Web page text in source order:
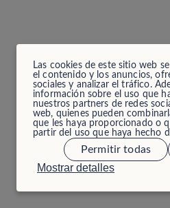
Las cookies de este sitio web
el contenido y los anuncios,
sociales y analizar el tráfico.
información sobre el uso que
nuestros partners de redes
web, quienes pueden
que les haya proporcionado o
partir del uso que haya hecho
Mostrar detalles
Permitir todas